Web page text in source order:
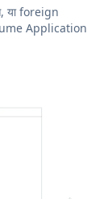
या foreign
Application